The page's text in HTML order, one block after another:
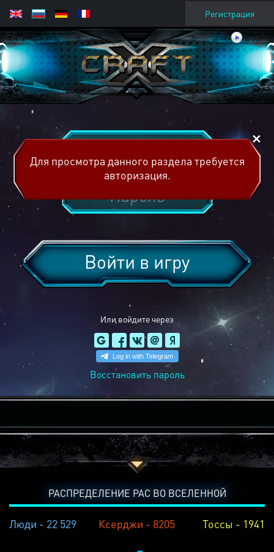
Регистрация
Или войдите через
Войти в игру
Восстановить пароль
Для просмотра данного раздела требуется
авторизация.
РАСПРЕДЕЛЕНИЕ РАС ВО ВСЕЛЕННОЙ
Люди - 22 529 Ксерджи - 8205 Тоссы - 1941